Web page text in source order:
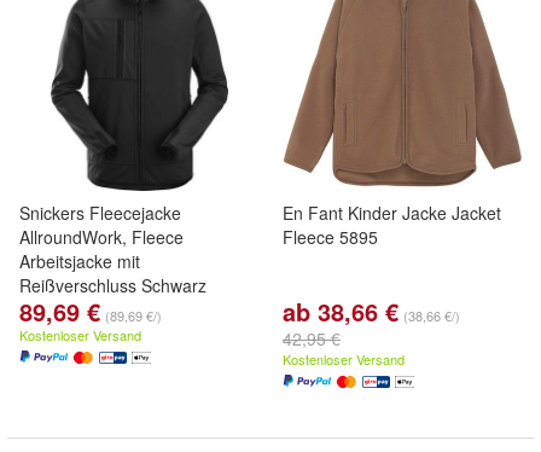
Snickers Fleecejacke
AllroundWork, Fleece
Arbeitsjacke mit
Reißverschluss Schwarz
89,69 € (89,69 €/)
Kostenloser Versand
En Fant Kinder Jacke Jacket
Fleece 5895
ab 38,66 € (38,66 €/)
42,95 €
Kostenloser Versand